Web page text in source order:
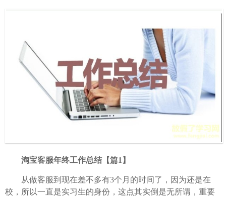
淘宝客服年终工作总结【篇1】
从做客服到现在差不多有3个月的时间了，因为还是在
校，所以一直是实习生的身份，这点其实倒是无所谓，重要